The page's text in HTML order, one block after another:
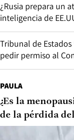
¿Rusia prepara un
inteligencia de
Tribunal de
pedir permiso al
PAULA
¿Es la
de la pérdida